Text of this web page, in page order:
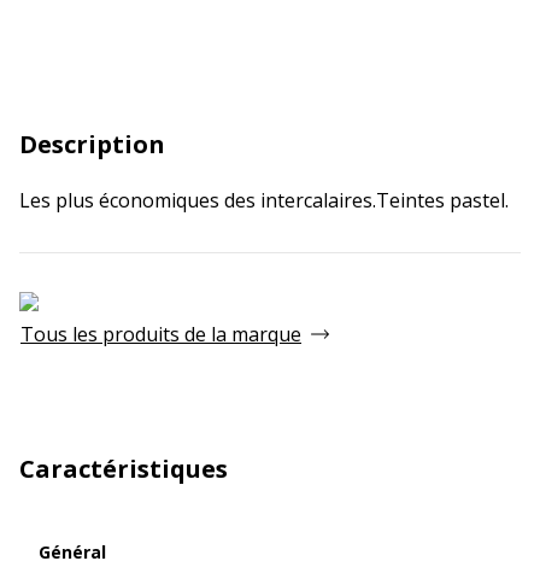
Description
Les plus économiques des intercalaires.Teintes pastel.
Tous les produits de la marque
Caractéristiques
Général